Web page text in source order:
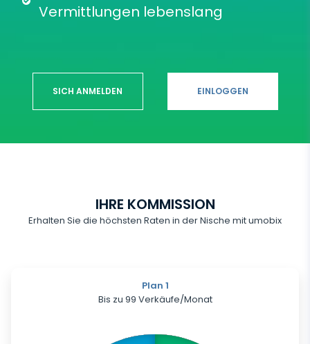
Vermittlungen lebenslang
SICH ANMELDEN EINLOGGEN
IHRE KOMMISSION
Erhalten Sie die höchsten Raten in der Nische mit umobix
Plan 1
Bis zu 99 Verkäufe/Monat